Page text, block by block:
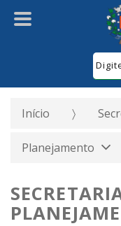
Início
Planejamento